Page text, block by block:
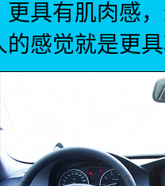
更具有肌肉感
的感觉就是更